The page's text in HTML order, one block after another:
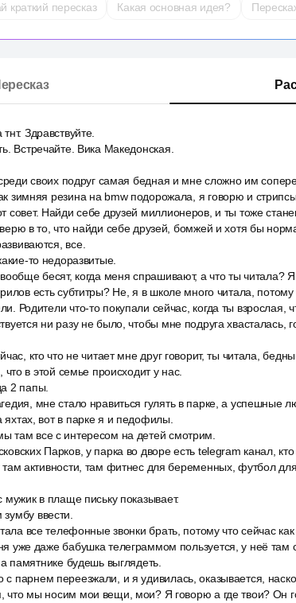
краткий пересказ Какая основная идея?
Здравствуйте.
Встречайте. Вика Македонская.
своих подруг самая бедная и мне сложно им
зимняя резина на bmw подорожала, я говорю и стрипсы.
совет. Найди себе друзей миллионеров, и ты тоже
в то, что найди себе друзей, бомжей и хотя бы
все.
то недоразвитые.
бесят, когда меня спрашивают, а что ты читала?
есть субтитры? Не, я в школе много читала,
Родители что-то покупали сейчас, когда ты взрослая,
ни разу не было, чтобы мне подруга хвасталась,
кто что не читает мне друг говорит, ты читала,
что в этой семье происходит у нас.
2 папы.
мне стало нравиться гулять в парке, а успешные
вот в парке я и педофилы.
там все с интересом на детей смотрим.
Парков, у парка во дворе есть telegram канал, кто
там активности, там фитнес для беременных, футбол
мужик в плаще письку показывает.
ввести.
все телефонные звонки брать, потому что сейчас
уже даже бабушка телеграммом пользуется, у неё там
памятнике будешь выглядеть.
парнем переезжали, и я удивилась, оказывается,
мы носим мои вещи, мои? Я говорю а где твои? Он